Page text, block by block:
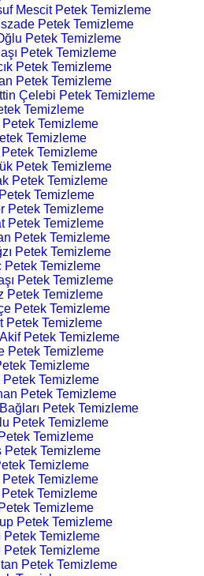
Mescit Petek Temizleme
Petek Temizleme
Petek Temizleme
Petek Temizleme
Petek Temizleme
Petek Temizleme
Çelebi Petek Temizleme
Temizleme
Petek Temizleme
Temizleme
Temizleme
Petek Temizleme
Petek Temizleme
Temizleme
Petek Temizleme
Petek Temizleme
Petek Temizleme
Petek Temizleme
Petek Temizleme
Petek Temizleme
Petek Temizleme
Petek Temizleme
Petek Temizleme
Petek Temizleme
Petek Temizleme
Temizleme
Petek Temizleme
Petek Temizleme
Petek Temizleme
Petek Temizleme
Temizleme
Petek Temizleme
Temizleme
Temizleme
Temizleme
Temizleme
Petek Temizleme
Petek Temizleme
Petek Temizleme
Petek Temizleme